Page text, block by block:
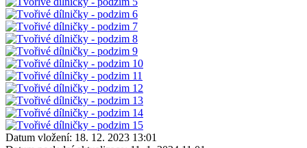
Datum vložení: 18. 12. 2023 13:01